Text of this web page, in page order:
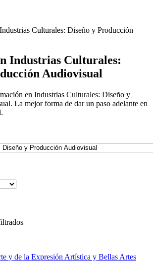
Culturales: Diseño y Producción
Industrias Culturales:
Audiovisual
en Industrias Culturales: Diseño y
La mejor forma de dar un paso adelante en
y de la Expresión Artística y Bellas Artes